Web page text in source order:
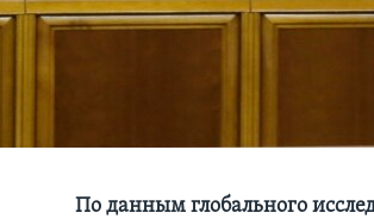
По данным глобального